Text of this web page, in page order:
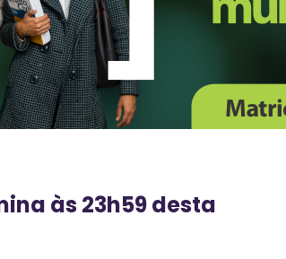
às 23h59 desta